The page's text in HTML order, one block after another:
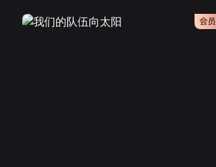
会员